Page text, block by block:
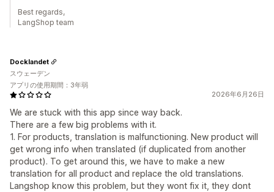
Best regards,
LangShop team
2026年6月26日
We are stuck with this app since way back.
There are a few big problems with it.
1. For products, translation is malfunctioning. New product will
get wrong info when translated (if duplicated from another
product). To get around this, we have to make a new
translation for all product and replace the old translations.
Langshop know this problem, but they wont fix it, they dont
Docklandet
スウェーデン
アプリの使用期間：3年弱